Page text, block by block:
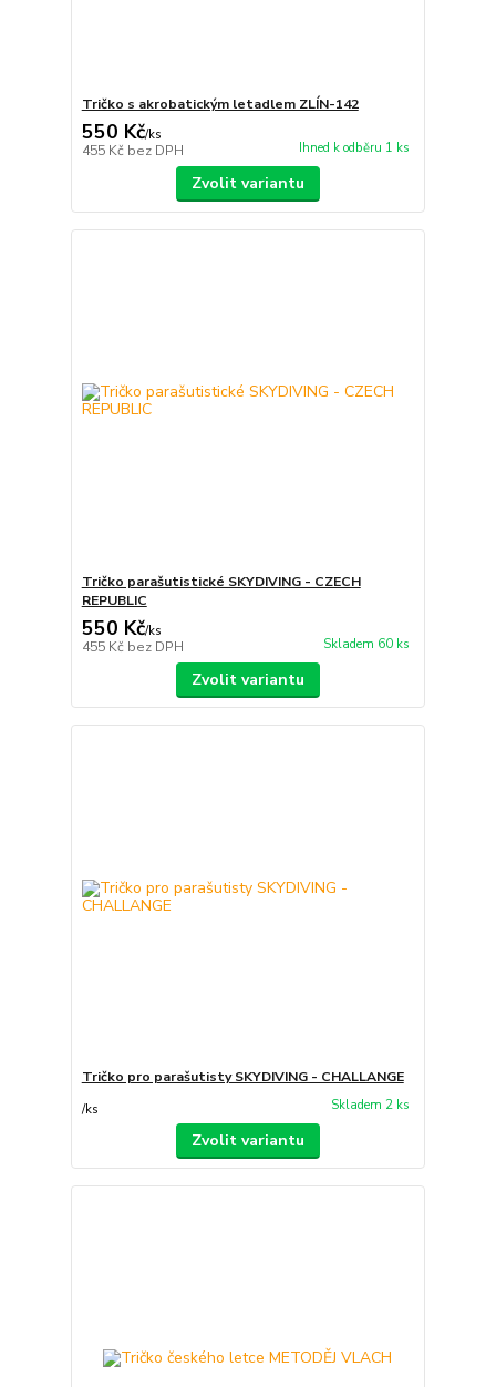
Tričko s akrobatickým letadlem ZLÍN-142
550 Kč/ks
455 Kč bez DPH Ihned k odběru 1 ks
Zvolit variantu
Tričko parašutistické SKYDIVING - CZECH
REPUBLIC
550 Kč/ks
455 Kč bez DPH Skladem 60 ks
Zvolit variantu
Tričko pro parašutisty SKYDIVING - CHALLANGE
/ks Skladem 2 ks
Zvolit variantu